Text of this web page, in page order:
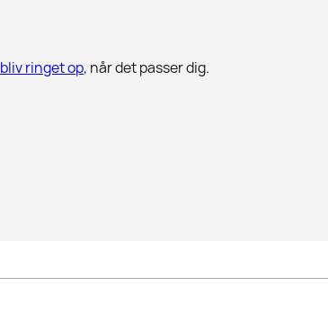
bliv ringet op, når det passer dig.